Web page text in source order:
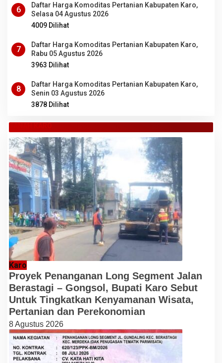
6
Daftar Harga Komoditas Pertanian Kabupaten Karo,
Selasa 04 Agustus 2026
4009 Dilihat
7
Daftar Harga Komoditas Pertanian Kabupaten Karo,
Rabu 05 Agustus 2026
3963 Dilihat
8
Daftar Harga Komoditas Pertanian Kabupaten Karo,
Senin 03 Agustus 2026
3878 Dilihat
TANAH KARO
Karo
Proyek Penanganan Long Segment Jalan
Berastagi – Gongsol, Bupati Karo Sebut
Untuk Tingkatkan Kenyamanan Wisata,
Pertanian dan Perekonomian
8 Agustus 2026